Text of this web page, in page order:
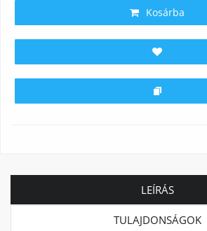
Kosárba
LEÍRÁS
TULAJDONSÁGOK